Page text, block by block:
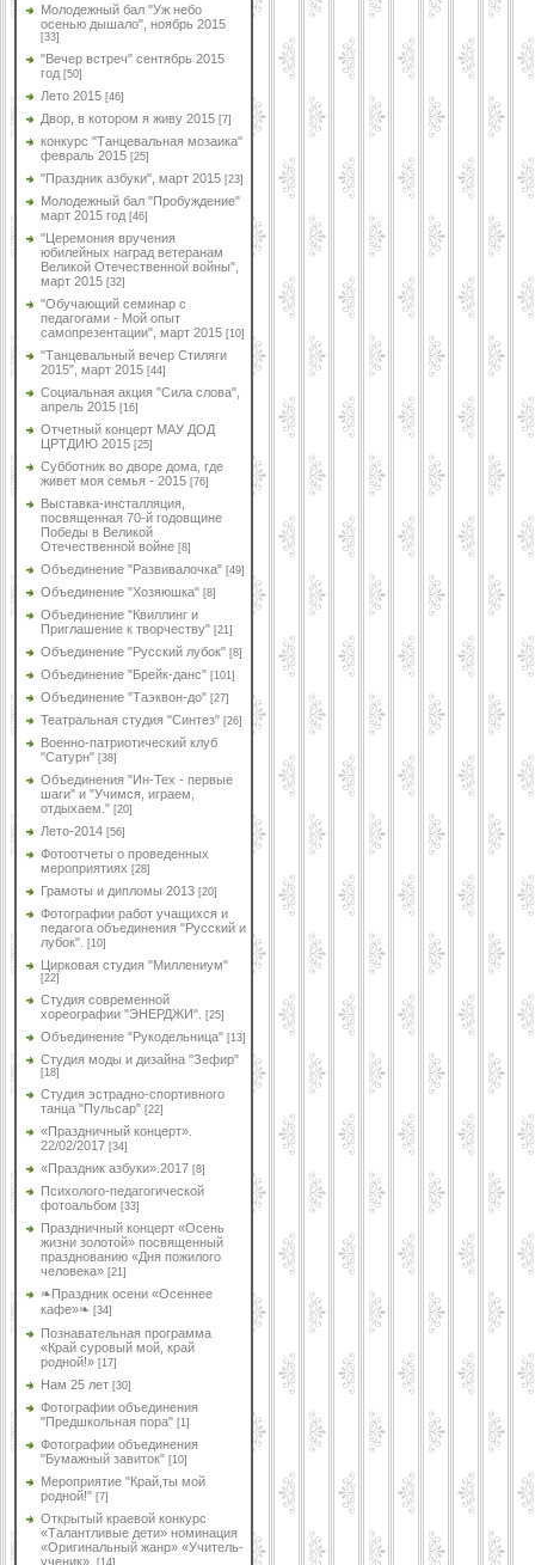
Молодежный бал "Уж небо
осенью дышало", ноябрь 2015
[33]
"Вечер встреч" сентябрь 2015
год [50]
Лето 2015 [46]
Двор, в котором я живу 2015 [7]
конкурс "Танцевальная мозаика"
февраль 2015 [25]
"Праздник азбуки", март 2015 [23]
Молодежный бал "Пробуждение"
март 2015 год [46]
"Церемония вручения
юбилейных наград ветеранам
Великой Отечественной войны",
март 2015 [32]
"Обучающий семинар с
педагогами - Мой опыт
самопрезентации", март 2015 [10]
"Танцевальный вечер Стиляги
2015", март 2015 [44]
Социальная акция "Сила слова",
апрель 2015 [16]
Отчетный концерт МАУ ДОД
ЦРТДИЮ 2015 [25]
Субботник во дворе дома, где
живет моя семья - 2015 [76]
Выставка-инсталляция,
посвященная 70-й годовщине
Победы в Великой
Отечественной войне [8]
Объединение "Развивалочка" [49]
Объединение "Хозяюшка" [8]
Объединение "Квиллинг и
Приглашение к творчеству" [21]
Объединение "Русский лубок" [8]
Объединение "Брейк-данс" [101]
Объединение "Таэквон-до" [27]
Театральная студия "Синтез" [26]
Военно-патриотический клуб
"Сатурн" [38]
Объединения "Ин-Тех - первые
шаги" и "Учимся, играем,
отдыхаем." [20]
Лето-2014 [56]
Фотоотчеты о проведенных
мероприятиях [28]
Грамоты и дипломы 2013 [20]
Фотографии работ учащихся и
педагога объединения "Русский и
лубок".
[10]
Цирковая студия "Миллениум"
[22]
Студия современной
хореографии "ЭНЕРДЖИ".
[25]
Объединение "Рукодельница" [13]
Студия моды и дизайна "Зефир"
[18]
Студия эстрадно-спортивного
танца "Пульсар" [22]
«Праздничный концерт».
22/02/2017 [34]
«Праздник азбуки».2017 [8]
Психолого-педагогической
фотоальбом [33]
Праздничный концерт «Осень
жизни золотой» посвященный
празднованию «Дня пожилого
человека» [21]
❧Праздник осени «Осеннее
кафе»❧ [34]
Познавательная программа
«Край суровый мой, край
родной!» [17]
Нам 25 лет [30]
Фотографии объединения
"Предшкольная пора" [1]
Фотографии объединения
"Бумажный завиток" [10]
Мероприятие "Край,ты мой
родной!" [7]
Открытый краевой конкурс
«Талантливые дети» номинация
«Оригинальный жанр» «Учитель-
ученик».
[14]